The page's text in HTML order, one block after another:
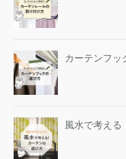
カーテンフッ
風水で考え